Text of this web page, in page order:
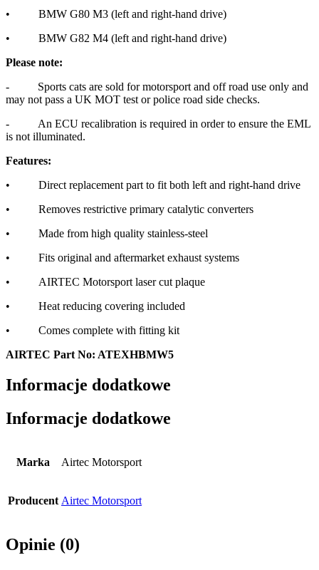
• BMW G80 M3 (left and right-hand drive)
• BMW G82 M4 (left and right-hand drive)
Please note:
- Sports cats are sold for motorsport and off road use only and
may not pass a UK MOT test or police road side checks.
- An ECU recalibration is required in order to ensure the EML
is not illuminated.
Features:
• Direct replacement part to fit both left and right-hand drive
• Removes restrictive primary catalytic converters
• Made from high quality stainless-steel
• Fits original and aftermarket exhaust systems
• AIRTEC Motorsport laser cut plaque
• Heat reducing covering included
• Comes complete with fitting kit
AIRTEC Part No: ATEXHBMW5
Informacje dodatkowe
Informacje dodatkowe
Marka Airtec Motorsport
Producent Airtec Motorsport
Opinie (0)